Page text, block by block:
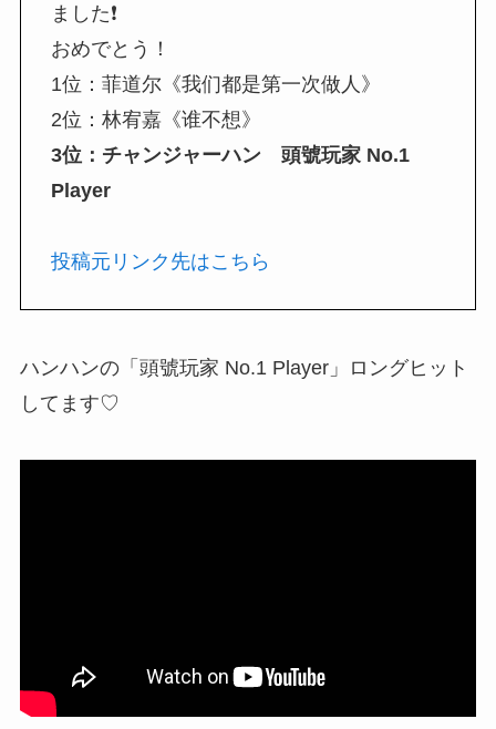
ました❗️
おめでとう！
1位：菲道尔《我们都是第一次做人》
2位：林宥嘉《谁不想》
3位：チャンジャーハン 頭號玩家 No.1
Player
投稿元リンク先はこちら
ハンハンの「頭號玩家 No.1 Player」ロングヒット
してます♡